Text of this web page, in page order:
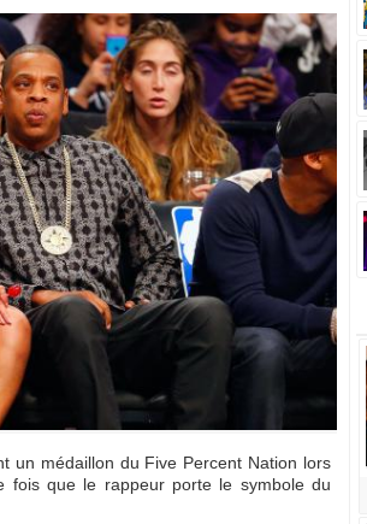
un médaillon du Five Percent Nation lors
fois que le rappeur porte le symbole du